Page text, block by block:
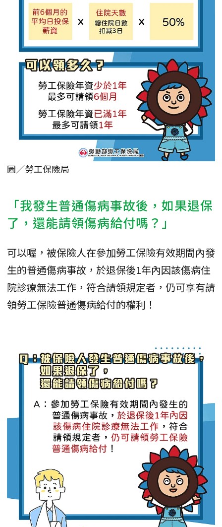
圖／勞工保險局
「我發生普通傷病事故後，如果退保
了，還能請領傷病給付嗎？」
可以喔，被保險人在參加勞工保險有效期間內發
生的普通傷病事故，於退保後1年內因該傷病住
院診療無法工作，符合請領規定者，仍可享有請
領勞工保險普通傷病給付的權利！